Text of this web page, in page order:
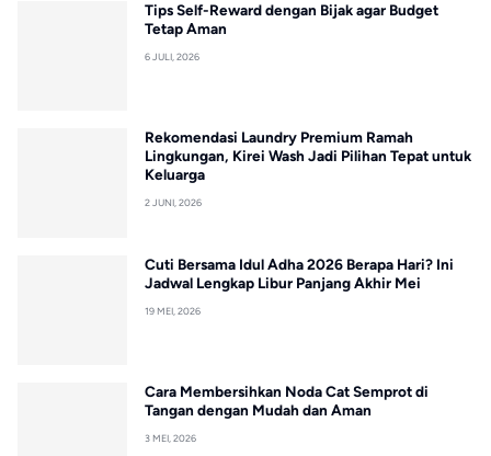
Tips Self-Reward dengan Bijak agar Budget
Tetap Aman
6 JULI, 2026
Rekomendasi Laundry Premium Ramah
Lingkungan, Kirei Wash Jadi Pilihan Tepat untuk
Keluarga
2 JUNI, 2026
Cuti Bersama Idul Adha 2026 Berapa Hari? Ini
Jadwal Lengkap Libur Panjang Akhir Mei
19 MEI, 2026
Cara Membersihkan Noda Cat Semprot di
Tangan dengan Mudah dan Aman
3 MEI, 2026